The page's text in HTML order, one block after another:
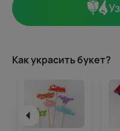
Как украсить букет?